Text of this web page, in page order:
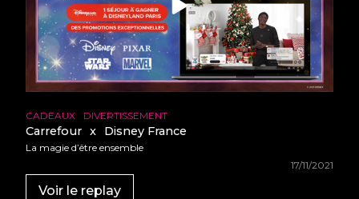
CADEAUX DIVERTISSEMENT
Carrefour x Disney France
La magie d’être ensemble
17/11/2021
Voir le replay